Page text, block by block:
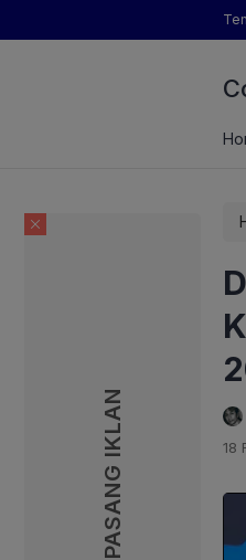
PASANG IKLAN
Pertanian yang Dimaksud
PASANG IKLAN
18